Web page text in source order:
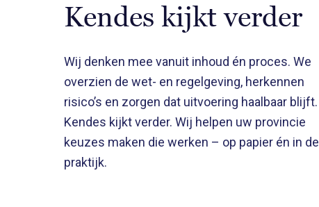
Kendes kijkt verder
Wij denken mee vanuit inhoud én proces. We
overzien de wet- en regelgeving, herkennen
risico’s en zorgen dat uitvoering haalbaar blijft.
Kendes kijkt verder. Wij helpen uw provincie
keuzes maken die werken – op papier én in de
praktijk.